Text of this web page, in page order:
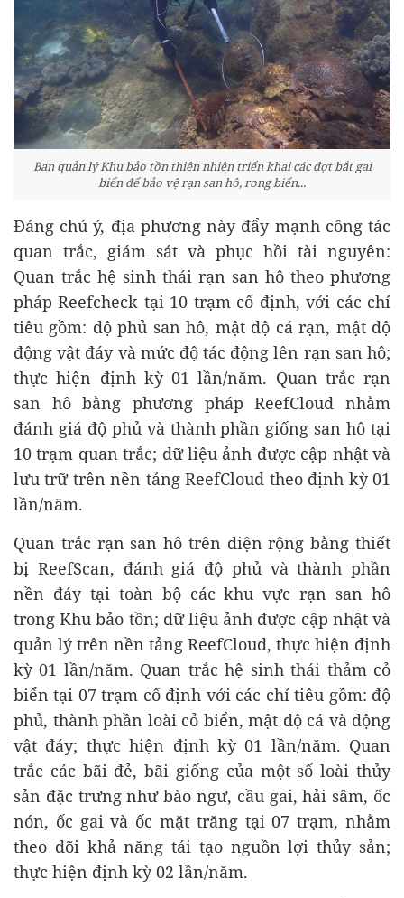
Ban quản lý Khu bảo tồn thiên nhiên triển khai các đợt bắt gai
biển để bảo vệ rạn san hô, rong biển...
Đáng chú ý, địa phương này đẩy mạnh công tác
quan trắc, giám sát và phục hồi tài nguyên:
Quan trắc hệ sinh thái rạn san hô theo phương
pháp Reefcheck tại 10 trạm cố định, với các chỉ
tiêu gồm: độ phủ san hô, mật độ cá rạn, mật độ
động vật đáy và mức độ tác động lên rạn san hô;
thực hiện định kỳ 01 lần/năm. Quan trắc rạn
san hô bằng phương pháp ReefCloud nhằm
đánh giá độ phủ và thành phần giống san hô tại
10 trạm quan trắc; dữ liệu ảnh được cập nhật và
lưu trữ trên nền tảng ReefCloud theo định kỳ 01
lần/năm.
Quan trắc rạn san hô trên diện rộng bằng thiết
bị ReefScan, đánh giá độ phủ và thành phần
nền đáy tại toàn bộ các khu vực rạn san hô
trong Khu bảo tồn; dữ liệu ảnh được cập nhật và
quản lý trên nền tảng ReefCloud, thực hiện định
kỳ 01 lần/năm. Quan trắc hệ sinh thái thảm cỏ
biển tại 07 trạm cố định với các chỉ tiêu gồm: độ
phủ, thành phần loài cỏ biển, mật độ cá và động
vật đáy; thực hiện định kỳ 01 lần/năm. Quan
trắc các bãi đẻ, bãi giống của một số loài thủy
sản đặc trưng như bào ngư, cầu gai, hải sâm, ốc
nón, ốc gai và ốc mặt trăng tại 07 trạm, nhằm
theo dõi khả năng tái tạo nguồn lợi thủy sản;
thực hiện định kỳ 02 lần/năm.